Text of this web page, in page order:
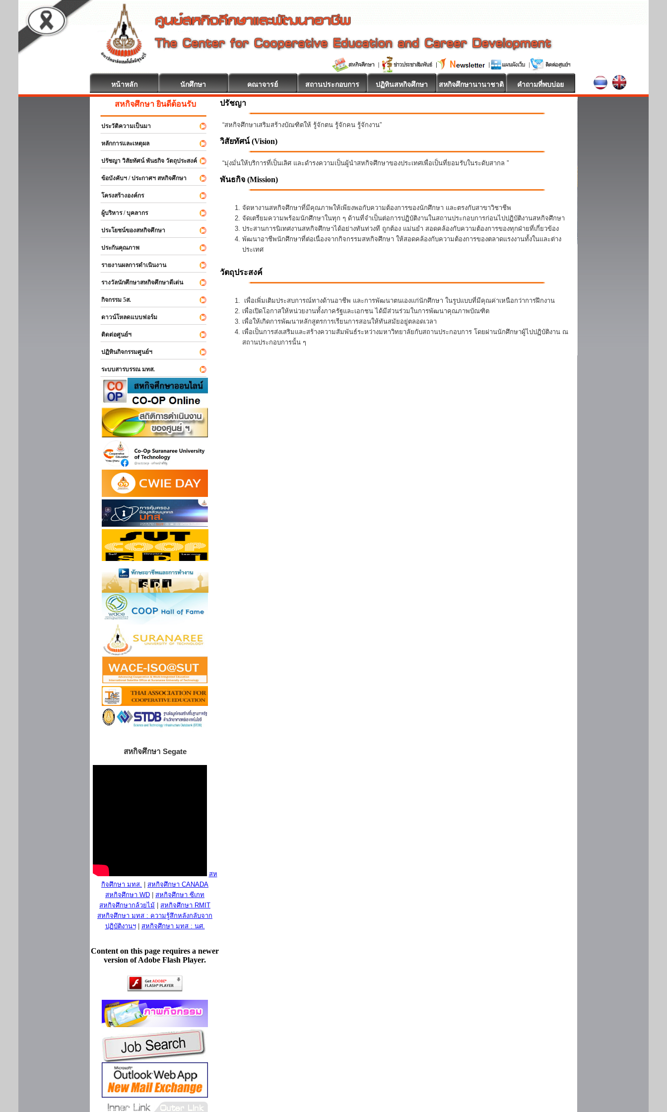
หน้าหลัก นักศึกษา คณาจารย์ สถานประกอบการ ปฏิทินสหกิจศึกษา สหกิจศึกษานานาชาติ คำถามที่พบบ่อย
สหกิจศึกษา ยินดีต้อนรับ
ประวัติความเป็นมา
หลักการและเหตุผล
ปรัชญา วิสัยทัศน์ พันธกิจ วัตถุประสงค์
ข้อบังคับฯ / ประกาศฯ สหกิจศึกษา
โครงสร้างองค์กร
ผู้บริหาร / บุคลากร
ประโยชน์ของสหกิจศึกษา
ประกันคุณภาพ
รายงานผลการดำเนินงาน
รางวัลนักศึกษาสหกิจศึกษาดีเด่น
กิจกรรม 5ส.
ดาวน์โหลดแบบฟอร์ม
ติดต่อศูนย์ฯ
ปฏิทินกิจกรรมศูนย์ฯ
ระบบสารบรรณ มทส.
สหกิจศึกษา Segate
สห
กิจศึกษา มทส.
สหกิจศึกษา CANADA
สหกิจศึกษา WD
สหกิจศึกษา ซีเกท
สหกิจศึกษากล้วยไม้
สหกิจศึกษา RMIT
สหกิจศึกษา มทส : ความรู้สึกหลังกลับจาก
ปฏิบัติงานฯ| สหกิจศึกษา มทส : นศ.
Content on this page requires a newer
version of Adobe Flash Player.
ปรัชญา
“สหกิจศึกษาเสริมสร้างบัณฑิตให้ รู้จักตน รู้จักคน รู้จักงาน”
วิสัยทัศน์ (Vision)
“มุ่งมั่นให้บริการที่เป็นเลิศ และดำรงความเป็นผู้นำสหกิจศึกษาของประเทศเพื่อเป็นที่ยอมรับในระดับสากล ”
พันธกิจ (Mission)
จัดหางานสหกิจศึกษาที่มีคุณภาพให้เพียงพอกับความต้องการของนักศึกษา และตรงกับสาขาวิชาชีพ
จัดเตรียมความพร้อมนักศึกษาในทุก ๆ ด้านที่จำเป็นต่อการปฏิบัติงานในสถานประกอบการก่อนไปปฏิบัติงานสหกิจศึกษา
ประสานการนิเทศงานสหกิจศึกษาได้อย่างทันท่วงที ถูกต้อง แม่นยำ สอดคล้องกับความต้องการของทุกฝ่ายที่เกี่ยวข้อง
พัฒนาอาชีพนักศึกษาที่ต่อเนื่องจากกิจกรรมสหกิจศึกษา ให้สอดคล้องกับความต้องการของตลาดแรงงานทั้งในและต่าง
ประเทศ
วัตถุประสงค์
เพื่อเพิ่มเติมประสบการณ์ทางด้านอาชีพ และการพัฒนาตนเองแก่นักศึกษา ในรูปแบบที่มีคุณค่าเหนือกว่าการฝึกงาน
เพื่อเปิดโอกาสให้หน่วยงานทั้งภาครัฐและเอกชน ได้มีส่วนร่วมในการพัฒนาคุณภาพบัณฑิต
เพื่อให้เกิดการพัฒนาหลักสูตรการเรียนการสอนให้ทันสมัยอยู่ตลอดเวลา
เพื่อเป็นการส่งเสริมและสร้างความสัมพันธ์ระหว่างมหาวิทยาลัยกับสถานประกอบการ โดยผ่านนักศึกษาผู้ไปปฏิบัติงาน ณ
สถานประกอบการนั้น ๆ